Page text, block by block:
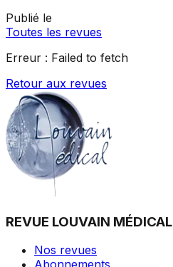
Publié le
Toutes les revues
Erreur : Failed to fetch
Retour aux revues
REVUE LOUVAIN MÉDICAL
Nos revues